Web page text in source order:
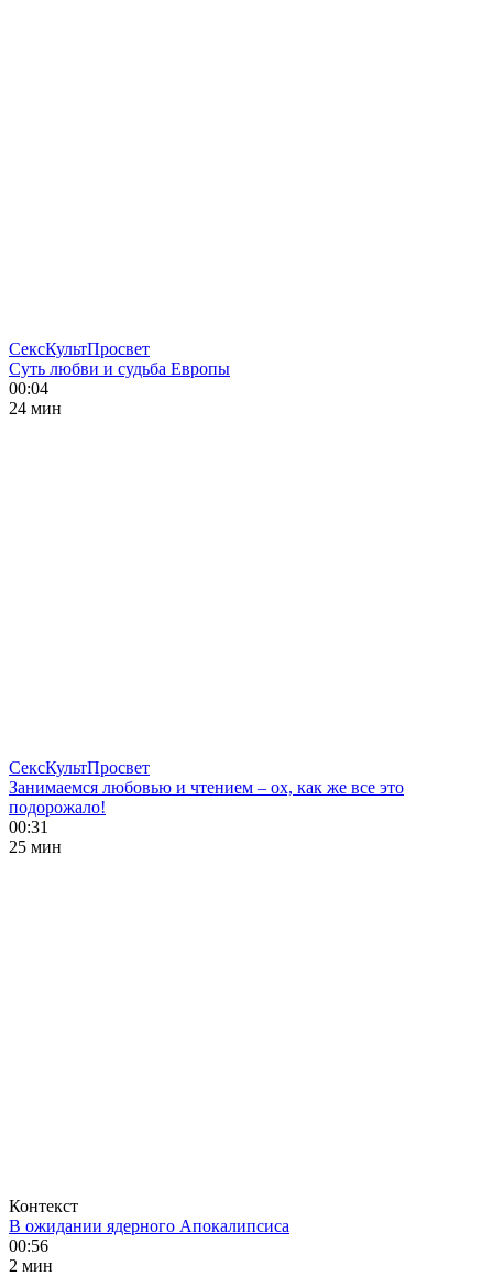
СексКультПросвет
Суть любви и судьба Европы
00:04
24 мин
СексКультПросвет
Занимаемся любовью и чтением – ох, как же все это
подорожало!
00:31
25 мин
Контекст
В ожидании ядерного Апокалипсиса
00:56
2 мин